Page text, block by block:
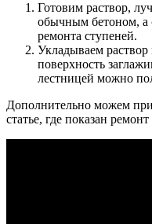
Готовим раствор,
обычным бетоном, а
ремонта ступеней.
Укладываем
поверхность
лестницей можно
Дополнительно можем
статье, где показан